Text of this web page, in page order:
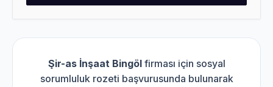
Şir-as İnşaat Bingölfirması için sosyal
sorumluluk rozeti başvurusunda bulunarak